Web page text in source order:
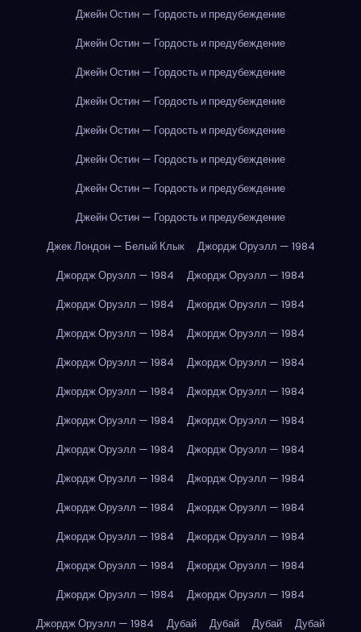
Джейн Остин — Гордость и предубеждение
Джейн Остин — Гордость и предубеждение
Джейн Остин — Гордость и предубеждение
Джейн Остин — Гордость и предубеждение
Джейн Остин — Гордость и предубеждение
Джейн Остин — Гордость и предубеждение
Джейн Остин — Гордость и предубеждение
Джейн Остин — Гордость и предубеждение
Джек Лондон — Белый Клык
Джордж Оруэлл — 1984
Джордж Оруэлл — 1984
Джордж Оруэлл — 1984
Джордж Оруэлл — 1984
Джордж Оруэлл — 1984
Джордж Оруэлл — 1984
Джордж Оруэлл — 1984
Джордж Оруэлл — 1984
Джордж Оруэлл — 1984
Джордж Оруэлл — 1984
Джордж Оруэлл — 1984
Джордж Оруэлл — 1984
Джордж Оруэлл — 1984
Джордж Оруэлл — 1984
Джордж Оруэлл — 1984
Джордж Оруэлл — 1984
Джордж Оруэлл — 1984
Джордж Оруэлл — 1984
Джордж Оруэлл — 1984
Джордж Оруэлл — 1984
Джордж Оруэлл — 1984
Джордж Оруэлл — 1984
Джордж Оруэлл — 1984
Джордж Оруэлл — 1984
Джордж Оруэлл — 1984
Джордж Оруэлл — 1984
Дубай Дубай Дубай
Дубай